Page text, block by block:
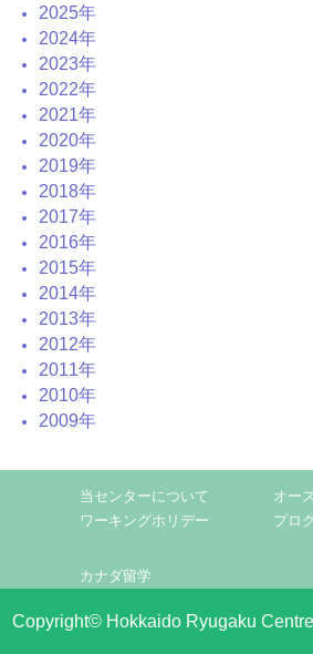
2025年
2024年
2023年
2022年
2021年
2020年
2019年
2018年
2017年
2016年
2015年
2014年
2013年
2012年
2011年
2010年
2009年
当センターについて
ワーキングホリデー
カナダ留学
オー
プロ
Copyright© Hokkaido Ryugaku